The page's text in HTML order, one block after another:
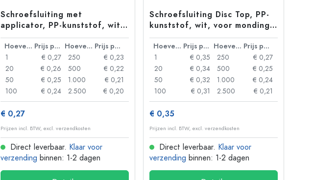
Schroefsluiting met
applicator, PP-kunststof, wit,
voor monding: 24/410
Hoeveelheid Prijs per eenheid Hoeveelheid
Prijs per eenheid
1
€ 0,27
20
€ 0,26
50
€ 0,25
100
€ 0,24
250
€ 0,23
500
€ 0,22
1.000
€ 0,21
2.500
€ 0,20
€ 0,27
Prijzen incl. BTW, excl. verzendkosten
Direct leverbaar. Klaar voor
verzending binnen: 1-2 dagen
Schroefsluiting Disc Top, PP-
kunststof, wit, voor monding:
24/410
Hoeveelheid Prijs per eenheid Hoeveelheid
Prijs per eenheid
1
€ 0,35
20
€ 0,34
50
€ 0,32
100
€ 0,31
250
€ 0,27
500
€ 0,25
1.000
€ 0,24
2.500
€ 0,21
€ 0,35
Prijzen incl. BTW, excl. verzendkosten
Direct leverbaar. Klaar voor
verzending binnen: 1-2 dagen